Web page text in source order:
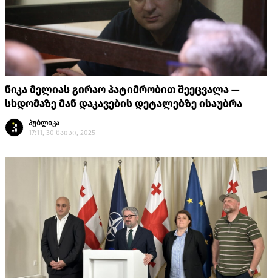
ნიკა მელიას გირაო პატიმრობით შეეცვალა —
სხდომაზე მან დაკავების დეტალებზე ისაუბრა
პუბლიკა
17:11, 30 მაისი, 2025